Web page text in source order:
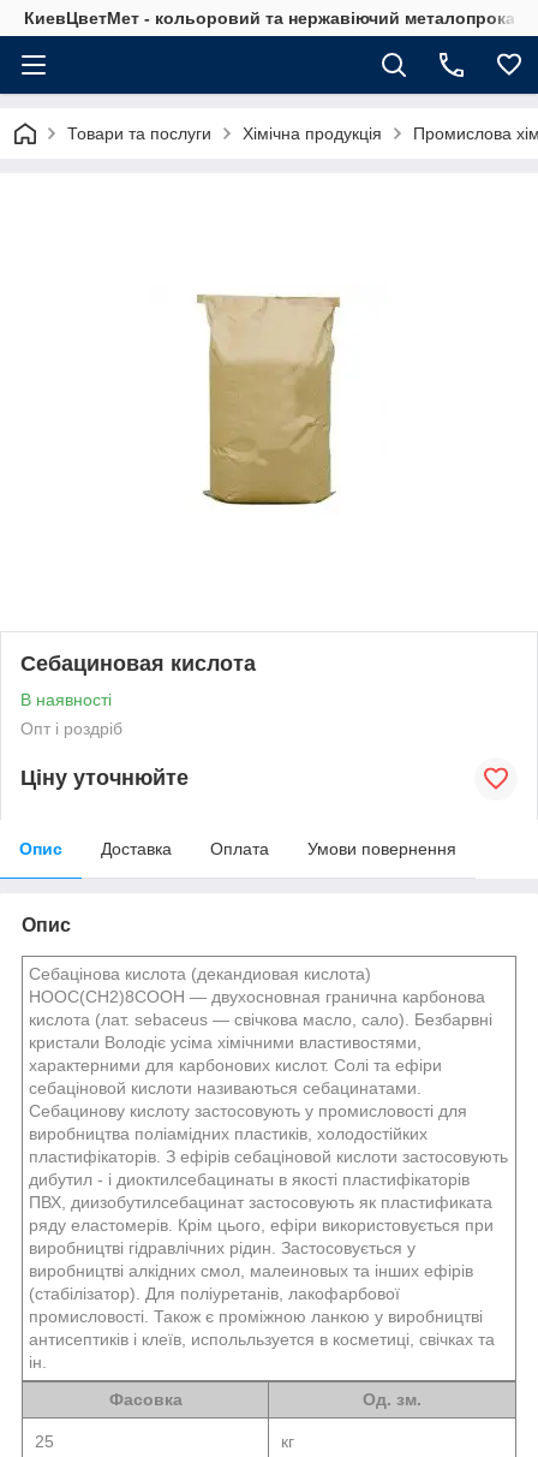
КиевЦветМет - кольоровий та нержавіючий металопрокат.
Товари та послуги Хімічна продукція Промислова
Себациновая кислота
В наявності
Опт і роздріб
Ціну уточнюйте
Опис Доставка Оплата Умови повернення
Опис
Себацінова кислота (декандиовая кислота)
НООС(СН2)8СООН — двухосновная гранична карбонова
кислота (лат. sebaceus — свічкова масло, сало). Безбарвні
кристали Володіє усіма хімічними властивостями,
характерними для карбонових кислот. Солі та ефіри
себаціновой кислоти називаються себацинатами.
Себацинову кислоту застосовують у промисловості для
виробництва поліамідних пластиків, холодостійких
пластифікаторів. З ефірів себаціновой кислоти застосовують
дибутил - і диоктилсебацинаты в якості пластифікаторів
ПВХ, диизобутилсебацинат застосовують як пластификата
ряду еластомерів. Крім цього, ефіри використовується при
виробництві гідравлічних рідин. Застосовується у
виробництві алкідних смол, малеиновых та інших ефірів
(стабілізатор). Для поліуретанів, лакофарбової
промисловості. Також є проміжною ланкою у виробництві
антисептиків і клеїв, испольльзуется в косметиці, свічках та
ін.
Фасовка
Од. зм.
25 кг